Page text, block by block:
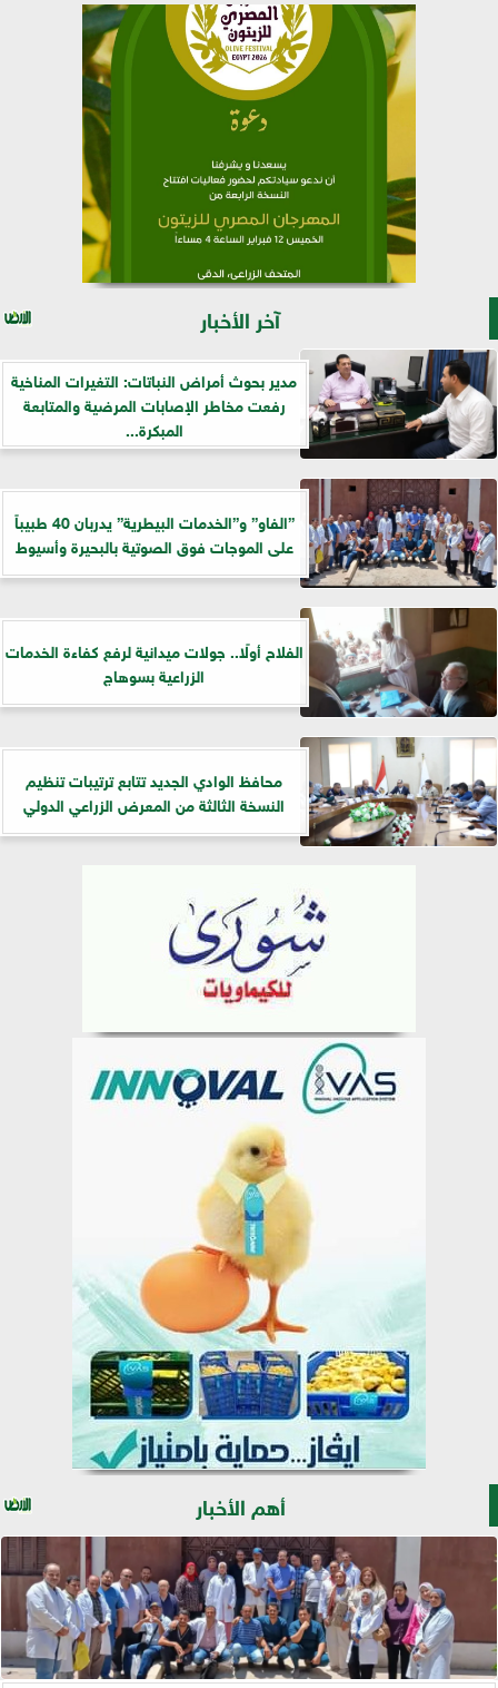
آخر الأخبار
مدير بحوث أمراض النباتات: التغيرات المناخية
رفعت مخاطر الإصابات المرضية والمتابعة
المبكرة...
”الفاو” و”الخدمات البيطرية” يدربان 40 طبيباً
على الموجات فوق الصوتية بالبحيرة وأسيوط
الفلاح أولًا.. جولات ميدانية لرفع كفاءة الخدمات
الزراعية بسوهاج
​محافظ الوادي الجديد تتابع ترتيبات تنظيم
النسخة الثالثة من المعرض الزراعي الدولي
أهم الأخبار